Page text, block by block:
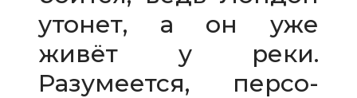
уто­нет, а он уже
живёт у реки.
Разумеется, пер­со­